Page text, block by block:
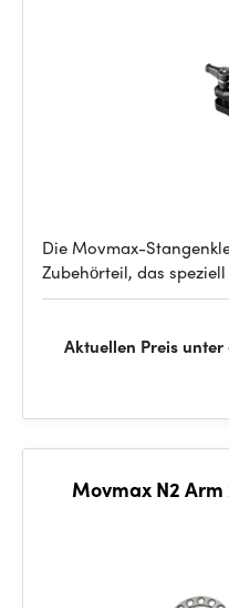
Die Movmax-
Zubehörteil, das
Aktuellen Preis unter
Movmax N2